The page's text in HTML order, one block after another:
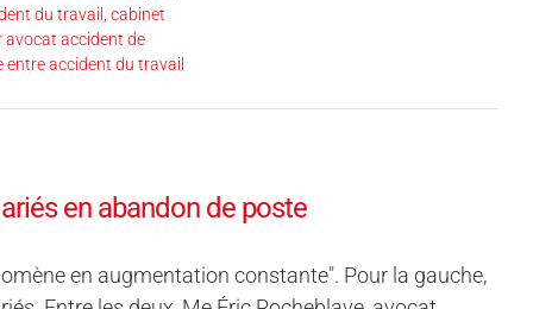
du travail cabinet
avocat accident de
entre accident du travail
en abandon de poste
en augmentation constante". Pour la gauche,